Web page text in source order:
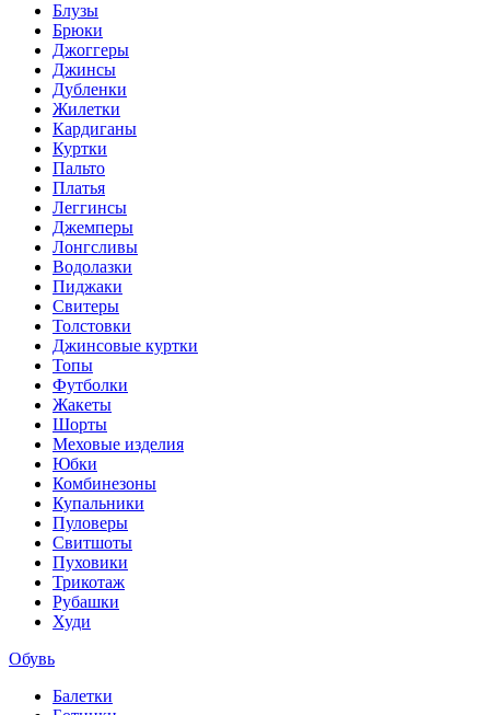
Блузы
Брюки
Джоггеры
Джинсы
Дубленки
Жилетки
Кардиганы
Куртки
Пальто
Платья
Леггинсы
Джемперы
Лонгсливы
Водолазки
Пиджаки
Свитеры
Толстовки
Джинсовые куртки
Топы
Футболки
Жакеты
Шорты
Меховые изделия
Юбки
Комбинезоны
Купальники
Пуловеры
Свитшоты
Пуховики
Трикотаж
Рубашки
Худи
Обувь
Балетки